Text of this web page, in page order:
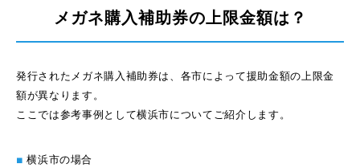
メガネ購入補助券の上限金額は？
発行されたメガネ購入補助券は、各市によって援助金額の上限金
額が異なります。
ここでは参考事例として横浜市についてご紹介します。
■ 横浜市の場合